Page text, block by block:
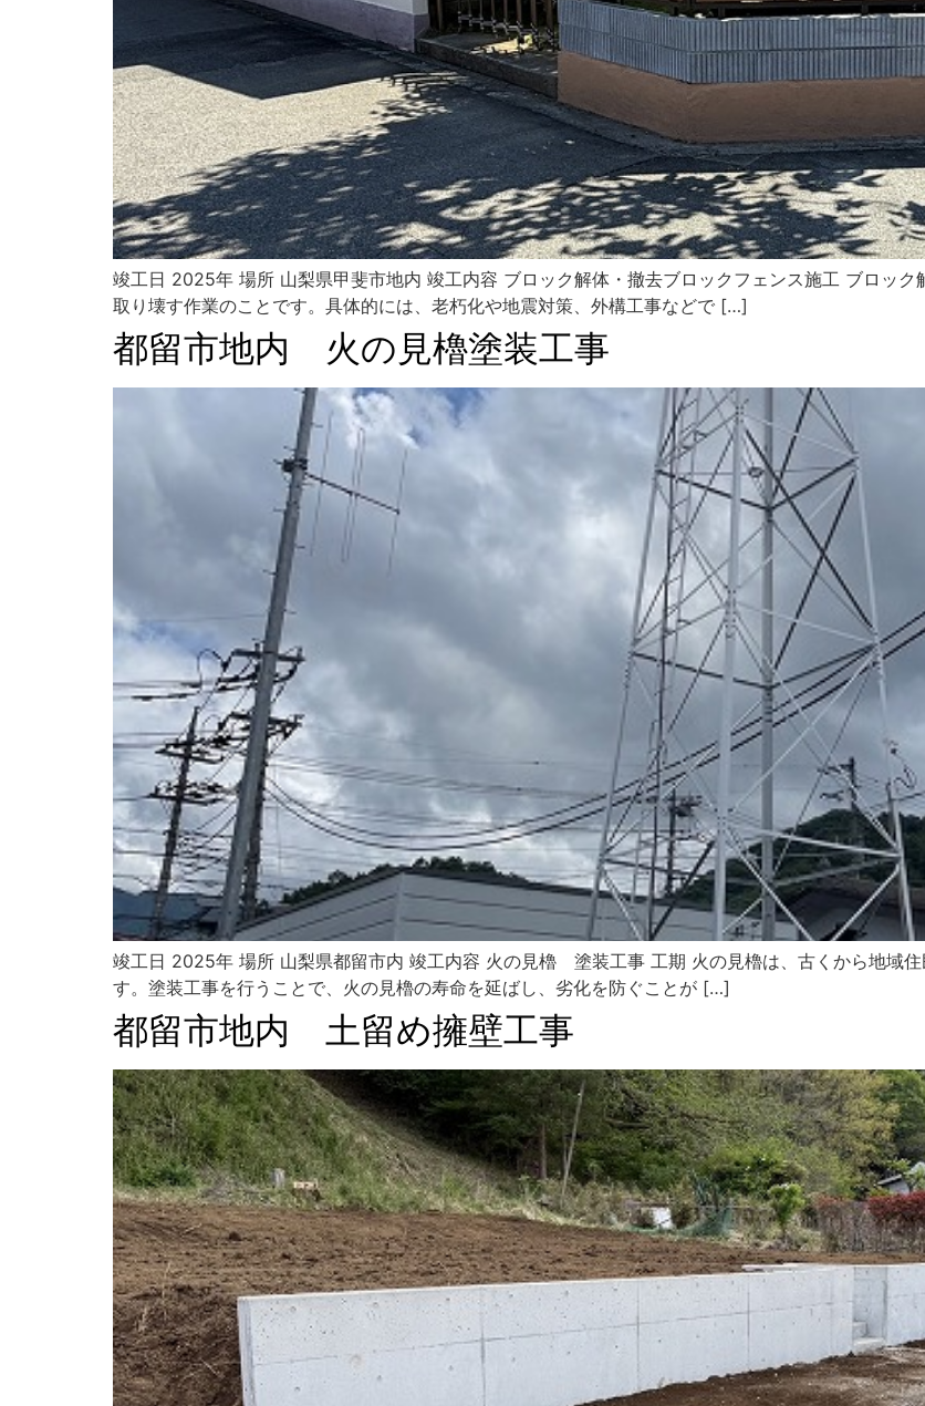
竣工日 2025年 場所 山梨県甲斐市地内 竣工内容 ブロック解体・撤去ブロックフェンス施工 ブロッ
取り壊す作業のことです。具体的には、老朽化や地震対策、外構工事などで […]
都留市地内 火の見櫓塗装工事
竣工日 2025年 場所 山梨県都留市内 竣工内容 火の見櫓 塗装工事 工期 火の見櫓は、古くから地域
す。塗装工事を行うことで、火の見櫓の寿命を延ばし、劣化を防ぐことが […]
都留市地内 土留め擁壁工事